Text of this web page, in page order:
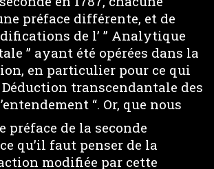
préface différente, et de
de l’ ” Analytique
” ayant été opérées dans la
en particulier pour ce qui
Déduction transcendantale des
“. Or, que nous
préface de la seconde
qu’il faut penser de la
modifiée par cette